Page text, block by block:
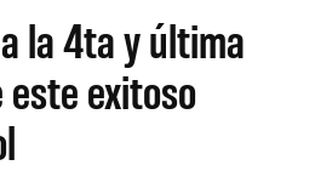
la 4ta y última
exitoso